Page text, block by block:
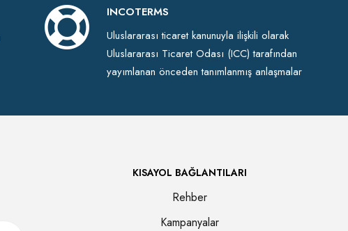
INCOTERMS
Uluslararası ticaret kanunuyla ilişkili olarak
Uluslararası Ticaret Odası (ICC) tarafından
yayımlanan önceden tanımlanmış anlaşmalar
KISAYOL BAĞLANTILARI
Rehber
Kampanyalar